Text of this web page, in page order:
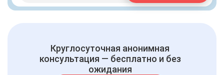
Круглосуточная анонимная
консультация — бесплатно и без
ожидания